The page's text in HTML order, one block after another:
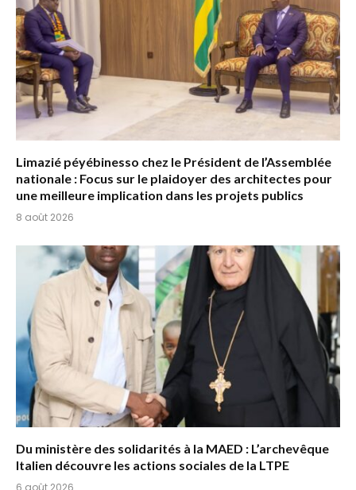
Limazié péyébinesso chez le Président de l’Assemblée
nationale : Focus sur le plaidoyer des architectes pour
une meilleure implication dans les projets publics
8 août 2026
Du ministère des solidarités à la MAED : L’archevêque
Italien découvre les actions sociales de la LTPE